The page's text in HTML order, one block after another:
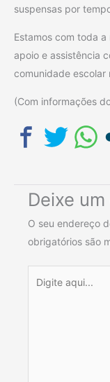
suspensas por
Estamos com toda
apoio e assistência
comunidade escolar
(Com informações
Deixe
O seu endereço
obrigatórios são
aqui...